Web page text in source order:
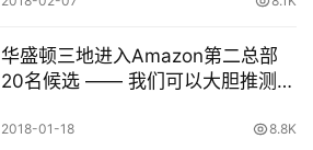
华盛顿三地进入Amazon第二总部
20名候选 —— 我们可以大胆推测
2018-01-18 8.8K